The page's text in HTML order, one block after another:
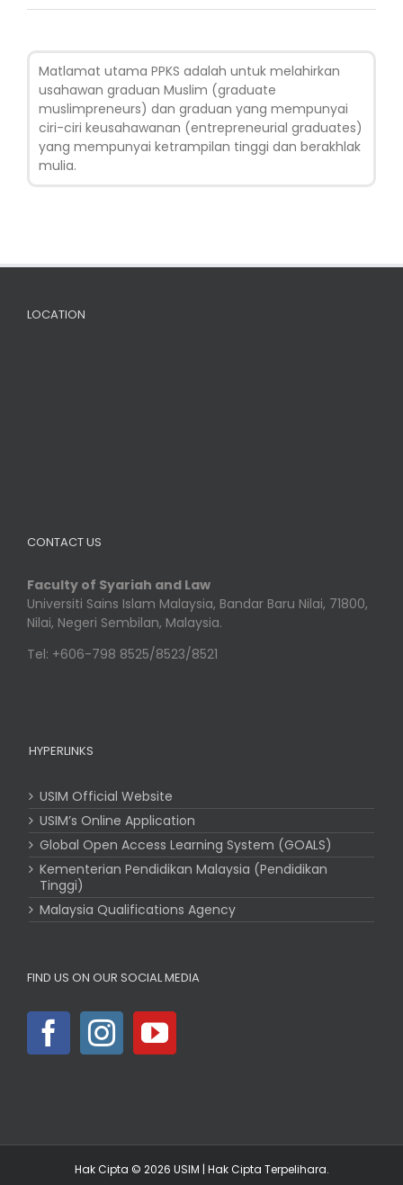
Matlamat utama PPKS adalah untuk melahirkan
usahawan graduan Muslim (graduate
muslimpreneurs) dan graduan yang mempunyai
ciri-ciri keusahawanan (entrepreneurial graduates)
yang mempunyai ketrampilan tinggi dan berakhlak
mulia.
LOCATION
CONTACT US
Faculty of Syariah and Law
Universiti Sains Islam Malaysia, Bandar Baru Nilai, 71800,
Nilai, Negeri Sembilan, Malaysia.
Tel: +606-798 8525/8523/8521
HYPERLINKS
USIM Official Website
USIM’s Online Application
Global Open Access Learning System (GOALS)
Kementerian Pendidikan Malaysia (Pendidikan
Tinggi)
Malaysia Qualifications Agency
FIND US ON OUR SOCIAL MEDIA
Hak Cipta © 2026 USIM | Hak Cipta Terpelihara.